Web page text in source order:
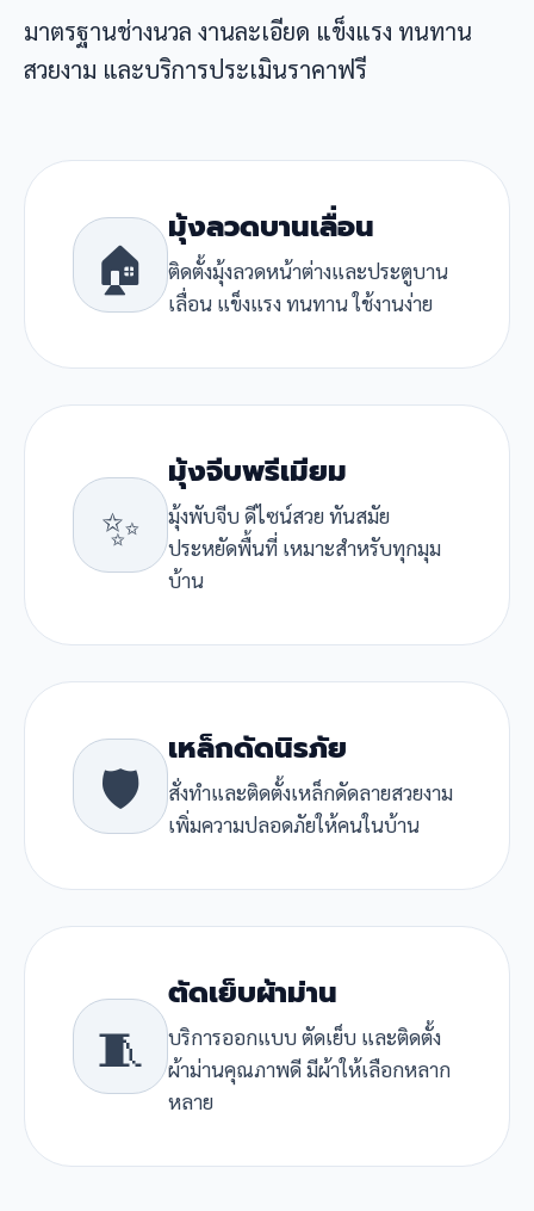
มาตรฐานช่างนวล งานละเอียด แข็งแรง ทนทาน
สวยงาม และบริการประเมินราคาฟรี
🏠
มุ้งลวดบานเลื่อน
ติดตั้งมุ้งลวดหน้าต่างและประตูบาน
เลื่อน แข็งแรง ทนทาน ใช้งานง่าย
✨
มุ้งจีบพรีเมียม
มุ้งพับจีบ ดีไซน์สวย ทันสมัย
ประหยัดพื้นที่ เหมาะสำหรับทุกมุม
บ้าน
🛡️
เหล็กดัดนิรภัย
สั่งทำและติดตั้งเหล็กดัดลายสวยงาม
เพิ่มความปลอดภัยให้คนในบ้าน
🧵
ตัดเย็บผ้าม่าน
บริการออกแบบ ตัดเย็บ และติดตั้ง
ผ้าม่านคุณภาพดี มีผ้าให้เลือกหลาก
หลาย